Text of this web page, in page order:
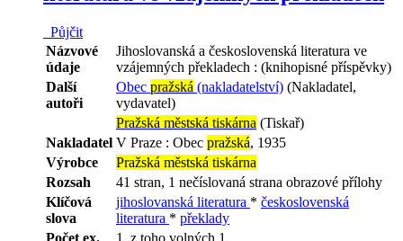
Půjčit
Názvové
údaje
Jihoslovanská a československá literatura ve
vzájemných překladech : (knihopisné příspěvky)
Další
autoři
Obec pražská (nakladatelství) (Nakladatel,
vydavatel)
Pražská městská tiskárna (Tiskař)
Nakladatel V Praze : Obec pražská, 1935
Výrobce
Pražská městská tiskárna
Rozsah
41 stran, 1 nečíslovaná strana obrazové přílohy
Klíčová
slova
jihoslovanská literatura * československá
literatura * překlady
Počet ex.
1, z toho volných 1